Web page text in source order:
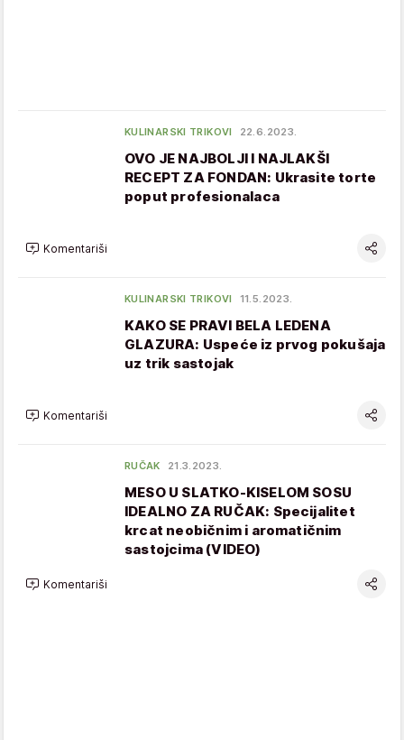
KULINARSKI TRIKOVI 22.6.2023.
OVO JE NAJBOLJI I NAJLAKŠI
RECEPT ZA FONDAN: Ukrasite torte
poput profesionalaca
Komentariši
KULINARSKI TRIKOVI 11.5.2023.
KAKO SE PRAVI BELA LEDENA
GLAZURA: Uspeće iz prvog pokušaja
uz trik sastojak
Komentariši
RUČAK 21.3.2023.
MESO U SLATKO-KISELOM SOSU
IDEALNO ZA RUČAK: Specijalitet
krcat neobičnim i aromatičnim
sastojcima (VIDEO)
Komentariši